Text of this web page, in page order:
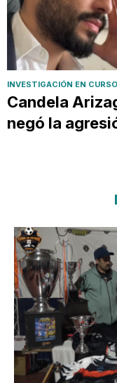
INVESTIGACIÓN EN CURSO
Candela
negó la